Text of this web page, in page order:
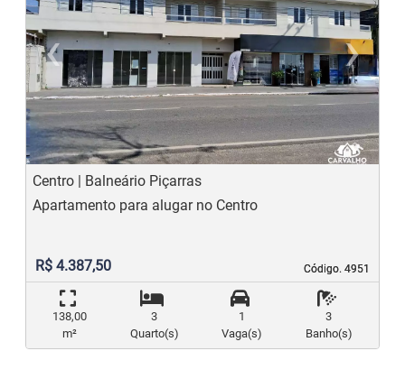
‹
Previous
›
Centro | Balneário Piçarras
Código. 4951
Código. 4951
Apartamento para alugar no Centro
R$ 4.387,50
138,00
m²
3
Quarto(s)
1
Vaga(s)
3
Banho(s)